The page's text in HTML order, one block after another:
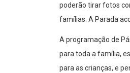
poderão tirar fotos
famílias. A Parada
A programação de
para toda a família,
para as crianças, e